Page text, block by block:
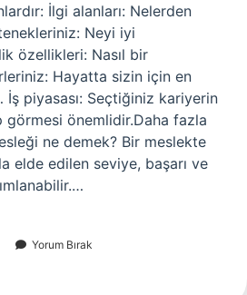
İlgi alanları: Nelerden
Neyi iyi
özellikleri: Nasıl bir
Hayatta sizin için en
piyasası: Seçtiğiniz kariyerin
görmesi önemlidir.Daha fazla
ne demek? Bir meslekte
elde edilen seviye, başarı ve
Yorum Bırak